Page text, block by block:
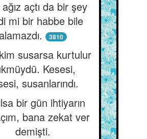
açtı da bir şey
mi bir habbe bile
alamazdı.
3810
susarsa kurtulur
Kesesi,
susanlarındı.
bir gün ihtiyarın
bana zekat ver
demişti.